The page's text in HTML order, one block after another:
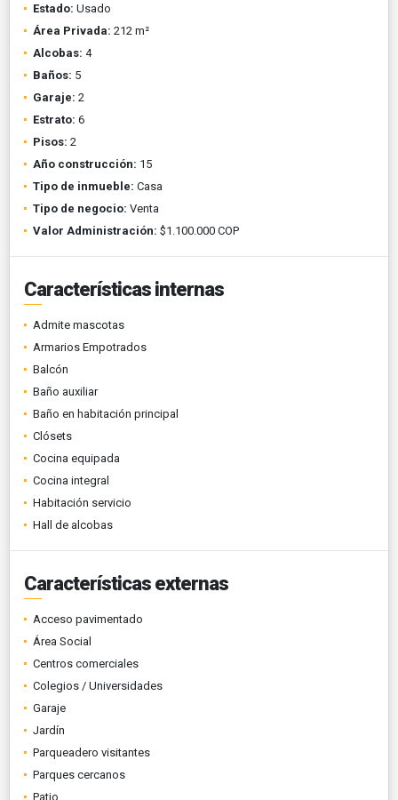
Estado: Usado
Área Privada: 212 m²
Alcobas: 4
Baños: 5
Garaje: 2
Estrato: 6
Pisos: 2
Año construcción: 15
Tipo de inmueble: Casa
Tipo de negocio: Venta
Valor Administración: $1.100.000 COP
Características internas
Admite mascotas
Armarios Empotrados
Balcón
Baño auxiliar
Baño en habitación principal
Clósets
Cocina equipada
Cocina integral
Habitación servicio
Hall de alcobas
Características externas
Acceso pavimentado
Área Social
Centros comerciales
Colegios / Universidades
Garaje
Jardín
Parqueadero visitantes
Parques cercanos
Patio